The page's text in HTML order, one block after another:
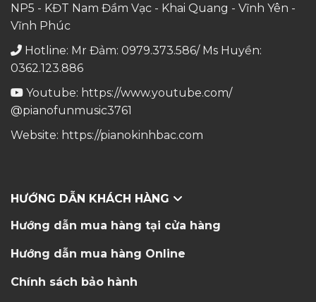
NP5 - KĐT Nam Đầm Vạc - Khai Quang - Vĩnh Yên -
Vĩnh Phúc
Hotline: Mr Đảm: 0979.373.586/ Ms Huyền:
0362.123.886
Youtube: https://www.youtube.com/
@pianofunmusic3761
Website: https://pianokinhbac.com
HƯỚNG DẪN KHÁCH HÀNG
Hướng dẫn mua hàng tại cửa hàng
Hướng dẫn mua hàng Online
Chính sách bảo hành